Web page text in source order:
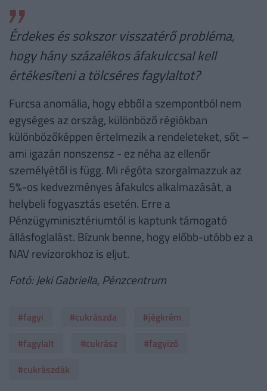
Érdekes és sokszor visszatérő probléma,
hogy hány százalékos áfakulccsal kell
értékesíteni a tölcséres fagylaltot?
Furcsa anomália, hogy ebből a szempontból nem
egységes az ország, különböző régiókban
különbözőképpen értelmezik a rendeleteket, sőt –
ami igazán nonszensz - ez néha az ellenőr
személyétől is függ. Mi régóta szorgalmazzuk az
5%-os kedvezményes áfakulcs alkalmazását, a
helybeli fogyasztás esetén. Erre a
Pénzügyminisztériumtól is kaptunk támogató
állásfoglalást. Bízunk benne, hogy előbb-utóbb ez a
NAV revizorokhoz is eljut.
Fotó: Jeki Gabriella, Pénzcentrum
#fagyi #cukrászda
#jégkrém
#fagylalt
#cukrász
#fagyizó
#cukrászdák